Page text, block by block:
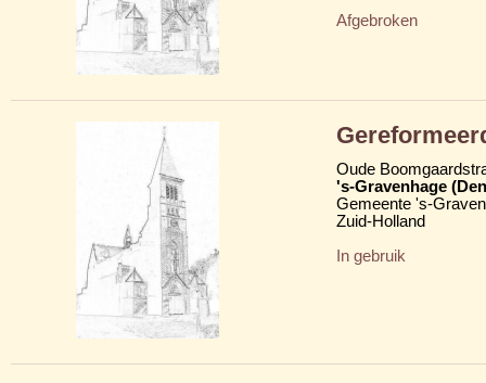
Afgebroken
Oude
's-Gravenhage
Gemeente 's-
Zuid-Holland
In gebruik